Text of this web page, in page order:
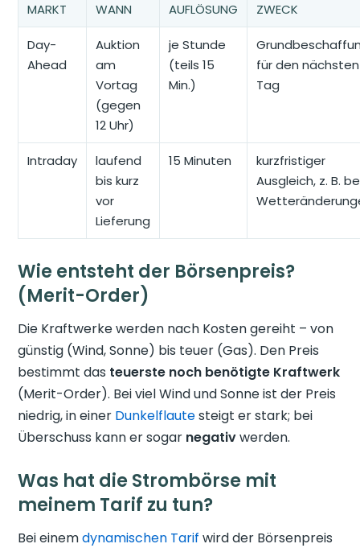
MARKT WANN AUFLÖSUNG ZWECK
Day-
Ahead
Auktion
am
Vortag
(gegen
12 Uhr)
je Stunde
(teils 15
Min.)
für den nächsten
Tag
Intraday
laufend
bis kurz
vor
Lieferung
15 Minuten
kurzfristiger
Ausgleich, z. B.
Wie entsteht der Börsenpreis?
(Merit-Order)
Die Kraftwerke werden nach Kosten gereiht – von
günstig (Wind, Sonne) bis teuer (Gas). Den Preis
bestimmt das teuerste noch benötigte Kraftwerk
(Merit-Order). Bei viel Wind und Sonne ist der Preis
niedrig, in einer Dunkelflautesteigt er stark; bei
Überschuss kann er sogar negativwerden.
Was hat die Strombörse mit
meinem Tarif zu tun?
Bei einemdynamischen Tarif wird der Börsenpreis